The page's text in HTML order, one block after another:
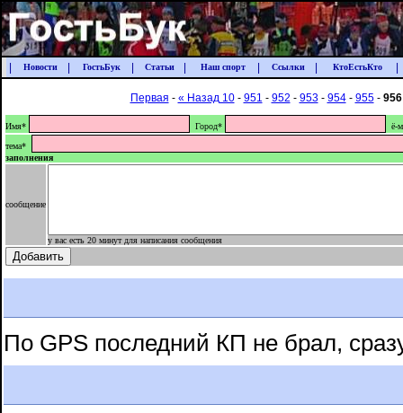
Новости ГостьБук Статьи Наш спорт Ссылки КтоЕстьКто
Первая - « Назад 10- 951 - 952 - 953- 954- 955- 956
Имя* Город*
ё-
тема*
заполнения
сообщение
у вас есть 20 минут для написания сообщения
По GPS последний КП не брал,